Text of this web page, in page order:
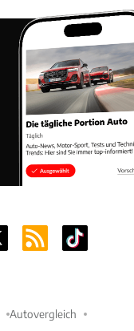
Autovergleich